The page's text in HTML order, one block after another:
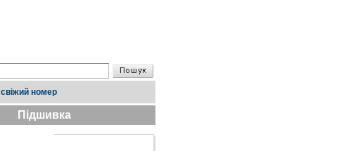
свіжий номер
Підшивка